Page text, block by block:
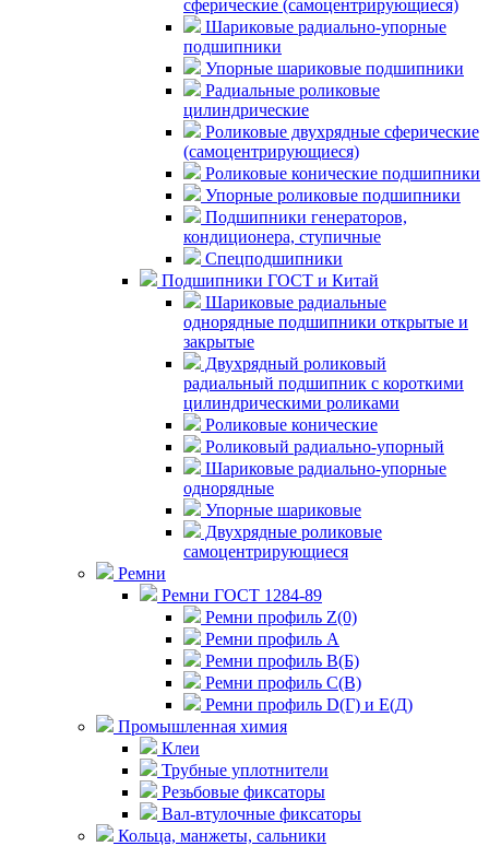
сферические (самоцентрирующиеся)
Шариковые радиально-упорные
подшипники
Упорные шариковые подшипники
Радиальные роликовые
цилиндрические
Роликовые двухрядные сферические
(самоцентрирующиеся)
Роликовые конические подшипники
Упорные роликовые подшипники
Подшипники генераторов,
кондиционера, ступичные
Спецподшипники
Подшипники ГОСТ и Китай
Шариковые радиальные
однорядные подшипники открытые и
закрытые
Двухрядный роликовый
радиальный подшипник с короткими
цилиндрическими роликами
Роликовые конические
Роликовый радиально-упорный
Шариковые радиально-упорные
однорядные
Упорные шариковые
Двухрядные роликовые
самоцентрирующиеся
Ремни
Ремни ГОСТ 1284-89
Ремни профиль Z(0)
Ремни профиль А
Ремни профиль В(Б)
Ремни профиль С(В)
Ремни профиль D(Г) и E(Д)
Промышленная химия
Клеи
Трубные уплотнители
Резьбовые фиксаторы
Вал-втулочные фиксаторы
Кольца, манжеты, сальники